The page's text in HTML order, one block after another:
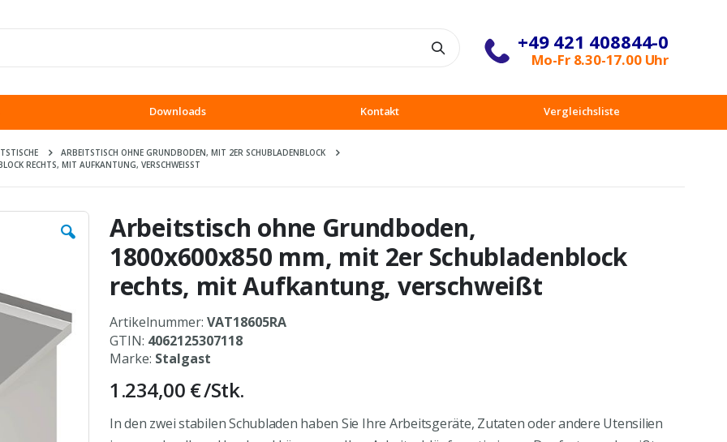
+49 421 408844-0
Mo-Fr 8.30-17.00 Uhr
Downloads Kontakt Vergleichsliste
ARBEITSTISCH OHNE GRUNDBODEN, MIT 2ER SCHUBLADENBLOCK
RECHTS, MIT AUFKANTUNG, VERSCHWEISST
Arbeitstisch ohne Grundboden,
1800x600x850 mm, mit 2er Schubladenblock
rechts, mit Aufkantung, verschweißt
Artikelnummer:VAT18605RA
GTIN: 4062125307118
Marke: Stalgast
1.234,00 €/Stk.
In den zwei stabilen Schubladen haben Sie Ihre Arbeitsgeräte, Zutaten oder andere Utensilien